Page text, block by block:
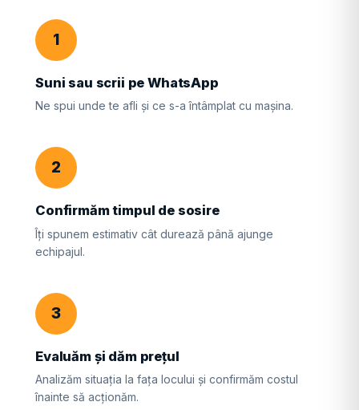
1
Suni sau scrii pe WhatsApp
Ne spui unde te afli și ce s-a întâmplat cu mașina.
2
Confirmăm timpul de sosire
Îți spunem estimativ cât durează până ajunge
echipajul.
3
Evaluăm și dăm prețul
Analizăm situația la fața locului și confirmăm costul
înainte să acționăm.